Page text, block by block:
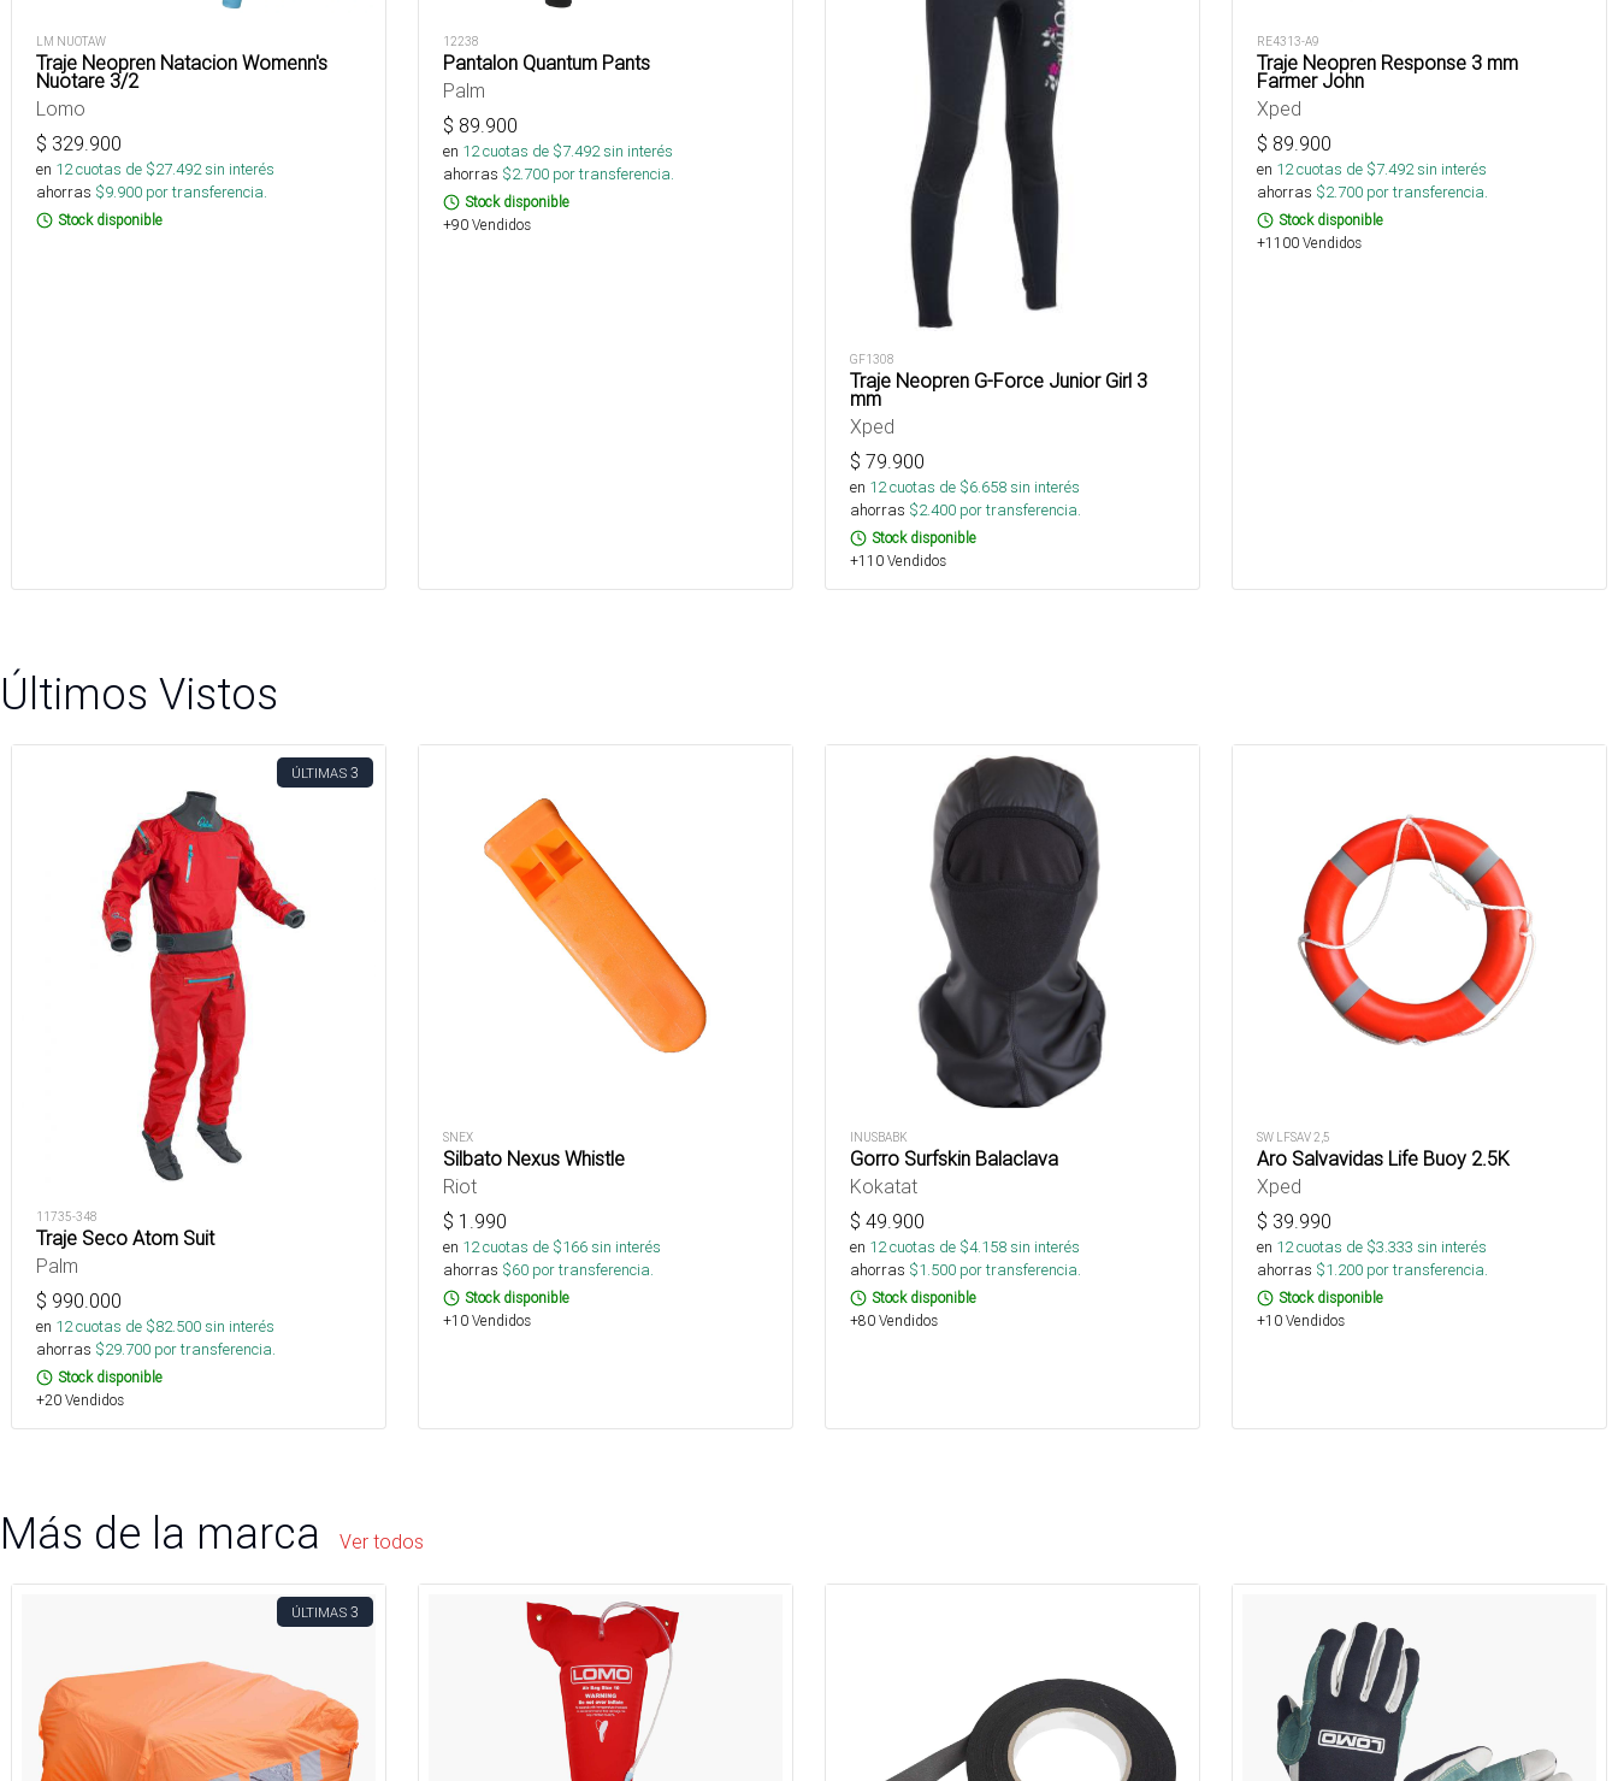
LM NUOTAW
Traje Neopren Natacion Womenn's
Nuotare 3/2
Lomo
$ 329.900
en 12cuotas de $27.492sin interés
ahorras $9.900 por transferencia.
Stock disponible
12238
Pantalon Quantum Pants
Palm
$ 89.900
en 12cuotas de $7.492sin interés
ahorras $2.700 por transferencia.
Stock disponible
+90 Vendidos
GF1308
Traje Neopren G-Force Junior Girl 3
mm
Xped
$ 79.900
en 12cuotas de $6.658sin interés
ahorras $2.400 por transferencia.
Stock disponible
+110 Vendidos
RE4313-A9
Traje Neopren Response 3 mm
Farmer John
Xped
$ 89.900
en 12cuotas de $7.492sin interés
ahorras $2.700 por transferencia.
Stock disponible
+1100 Vendidos
Últimos Vistos
ÚLTIMAS 3
11735-348
Traje Seco Atom Suit
Palm
$ 990.000
en 12cuotas de $82.500sin interés
ahorras $29.700 por transferencia.
Stock disponible
+20 Vendidos
SNEX
Silbato Nexus Whistle
Riot
$ 1.990
en 12cuotas de $166sin interés
ahorras $60 por transferencia.
Stock disponible
+10 Vendidos
INUSBABK
Gorro Surfskin Balaclava
Kokatat
$ 49.900
en 12cuotas de $4.158sin interés
ahorras $1.500 por transferencia.
Stock disponible
+80 Vendidos
SW LFSAV 2,5
Aro Salvavidas Life Buoy 2.5K
Xped
$ 39.990
en 12cuotas de $3.333 sin interés
ahorras $1.200 por transferencia.
Stock disponible
+10 Vendidos
Más de la marca Ver todos
ÚLTIMAS 3